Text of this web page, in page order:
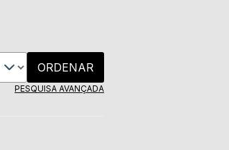
ORDENAR
PESQUISA AVANÇADA